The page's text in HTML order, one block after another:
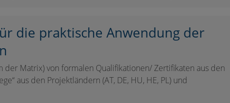
die praktische Anwendung der
der Matrix) von formalen Qualifikationen/ Zertifikaten aus den
aus den Projektländern (AT, DE, HU, HE, PL) und